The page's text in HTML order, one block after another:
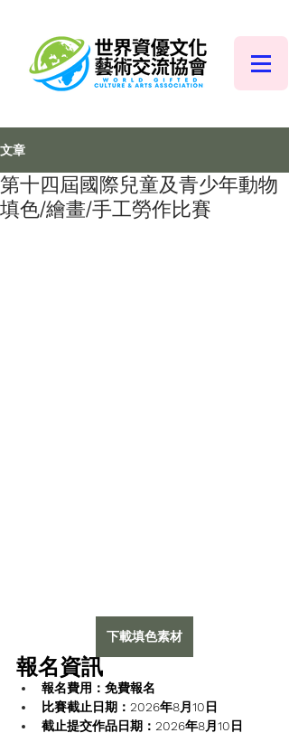
文章
第十四屆國際兒童及青少年動物
填色/繪畫/手工勞作比賽
下載填色素材
報名資訊
報名費用：免費報名
比賽截止日期：2026年8月10日
截止提交作品日期：2026年8月10日